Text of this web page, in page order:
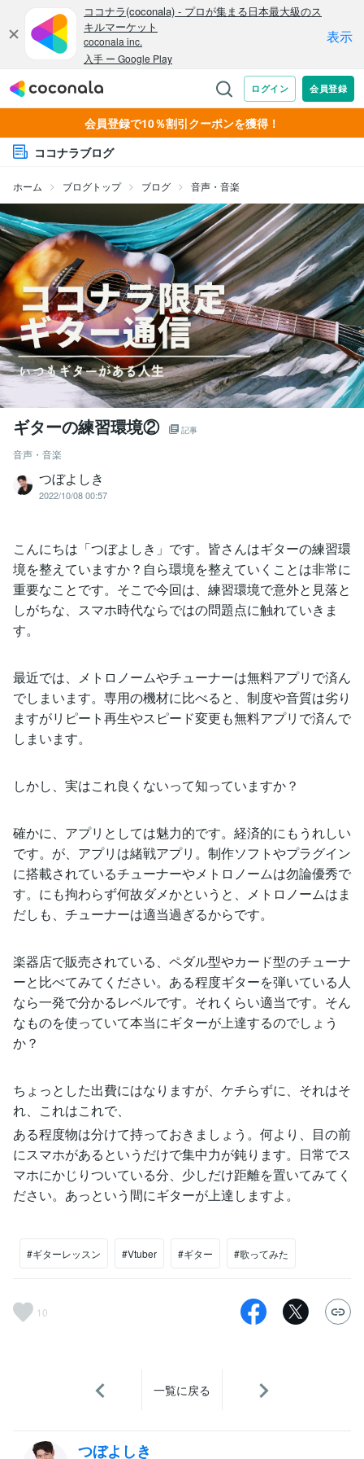
会員登録で10％割引クーポンを獲得！
ココナラブログ
ホーム ブログトップ ブログ 音声・音楽
ギターの練習環境② 記事
音声・音楽
つぼよしき
2022/10/08 00:57
こんにちは「つぼよしき」です。皆さんはギターの練習環
境を整えていますか？自ら環境を整えていくことは非常に
重要なことです。そこで今回は、練習環境で意外と見落と
しがちな、スマホ時代ならではの問題点に触れていきま
す。
最近では、メトロノームやチューナーは無料アプリで済ん
でしまいます。専用の機材に比べると、制度や音質は劣り
ますがリピート再生やスピード変更も無料アプリで済んで
しまいます。
しかし、実はこれ良くないって知っていますか？
確かに、アプリとしては魅力的です。経済的にもうれしい
です。が、アプリは緒戦アプリ。制作ソフトやプラグイン
に搭載されているチューナーやメトロノームは勿論優秀で
す。にも拘わらず何故ダメかというと、メトロノームはま
だしも、チューナーは適当過ぎるからです。
楽器店で販売されている、ペダル型やカード型のチューナ
ーと比べてみてください。ある程度ギターを弾いている人
なら一発で分かるレベルです。それくらい適当です。そん
なものを使っていて本当にギターが上達するのでしょう
か？
ちょっとした出費にはなりますが、ケチらずに、それはそ
れ、これはこれで、
ある程度物は分けて持っておきましょう。何より、目の前
にスマホがあるというだけで集中力が鈍ります。日常でス
マホにかじりついている分、少しだけ距離を置いてみてく
ださい。あっという間にギターが上達しますよ。
#ギターレッスン #Vtuber #ギター #歌ってみた
10
一覧に戻る
つぼよしき